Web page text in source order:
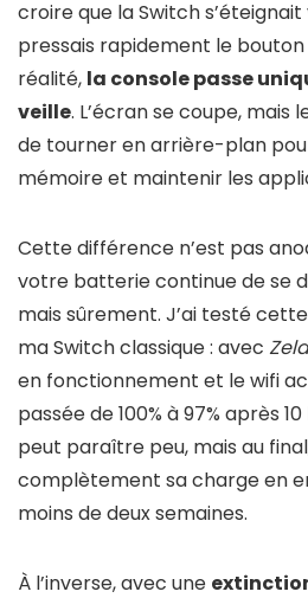
croire que la Switch
pressais rapidement le bouton
réalité, la console passe
veille. L’écran se coupe,
de tourner en arrière-plan
mémoire et maintenir les
Cette différence n’est pas
votre batterie continue de se
mais sûrement. J’ai testé
ma Switch classique : avec
en fonctionnement et le wifi
passée de 100% à 97% après
peut paraître peu, mais au
complètement sa charge en
moins de deux semaines.
À l’inverse, avec une